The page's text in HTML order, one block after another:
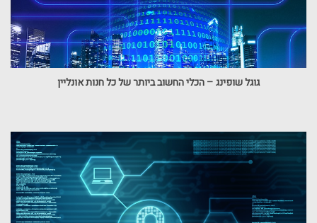
גוגל שופינג – הכלי החשוב ביותר של כל חנות אונליין